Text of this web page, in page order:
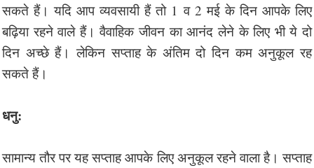
सकते हैं। यदि आप व्यवसायी हैं तो 1 व 2 मई के दिन आपके लिए
बढ़िया रहने वाले हैं। वैवाहिक जीवन का आनंद लेने के लिए भी ये दो
दिन अच्छे हैं। लेकिन सप्ताह के अंतिम दो दिन कम अनुकूल रह
सकते हैं।
धनु:
सामान्य तौर पर यह सप्ताह आपके लिए अनुकूल रहने वाला है। सप्ताह